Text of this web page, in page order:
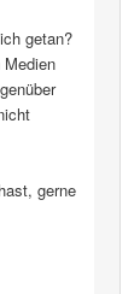
getan?
gerne